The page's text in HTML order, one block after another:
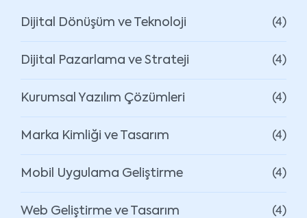
Dijital Dönüşüm ve Teknoloji (4)
Dijital Pazarlama ve Strateji (4)
Kurumsal Yazılım Çözümleri (4)
Marka Kimliği ve Tasarım (4)
Mobil Uygulama Geliştirme (4)
Web Geliştirme ve Tasarım (4)